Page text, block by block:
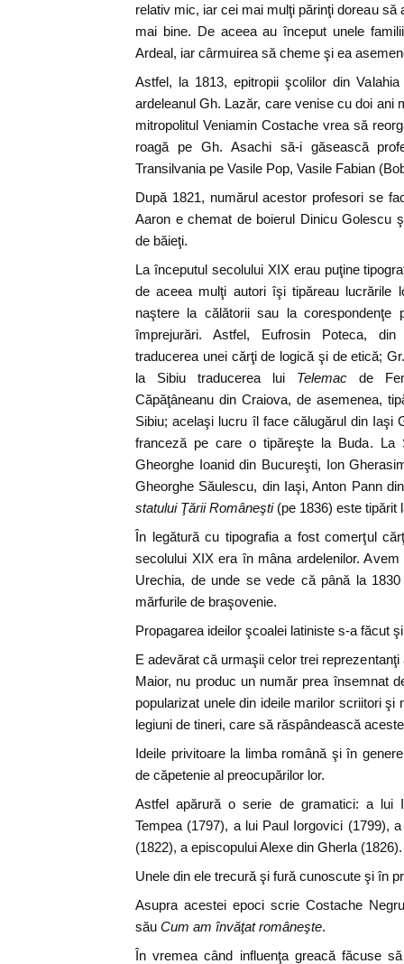
relativ mic, iar cei mai mulţi părinţi doreau să
mai bine. De aceea au început unele
Ardeal, iar cârmuirea să cheme şi ea
Astfel, la 1813, epitropii şcolilor din
ardeleanul Gh. Lazăr, care venise cu doi ani
mitropolitul Veniamin Costache vrea să
roagă pe Gh. Asachi să-i găsească
Transilvania pe Vasile Pop, Vasile Fabian
După 1821, numărul acestor profesori se
Aaron e chemat de boierul Dinicu Golescu
de băieţi.
La începutul secolului XIX erau puţine
de aceea mulţi autori îşi tipăreau lucrările
naştere la călătorii sau la corespondenţe
împrejurări. Astfel, Eufrosin Poteca,
traducerea unei cărţi de logică şi de etică;
la Sibiu traducerea lui Telemac de
Căpăţâneanu din Craiova, de asemenea,
Sibiu; acelaşi lucru îl face călugărul din Iaşi
franceză pe care o tipăreşte la Buda. La
Gheorghe Ioanid din Bucureşti, Ion
Gheorghe Săulescu, din Iaşi, Anton Pann
statului Ţării Româneşti(pe 1836) este tipărit
În legătură cu tipografia a fost comerţul
secolului XIX era în mâna ardelenilor.
Urechia, de unde se vede că până la
mărfurile de braşovenie.
Propagarea ideilor şcoalei latiniste s-a făcut
E adevărat că urmaşii celor trei
Maior, nu produc un număr prea însemnat
popularizat unele din ideile marilor scriitori şi
legiuni de tineri, care să răspândească
Ideile privitoare la limba română şi în
de căpetenie al preocupărilor lor.
Astfel apărură o serie de gramatici: a lui
Tempea (1797), a lui Paul Iorgovici (1799),
(1822), a episcopului Alexe din Gherla (1826).
Unele din ele trecură şi fură cunoscute şi în
Asupra acestei epoci scrie Costache
său Cum am învăţat româneşte.
În vremea când influenţa greacă făcuse